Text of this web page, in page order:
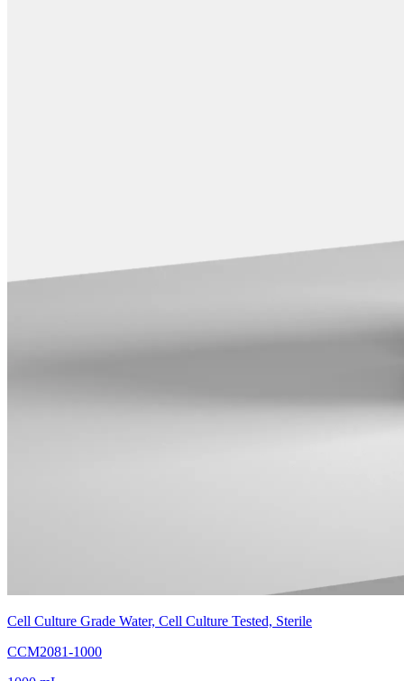
Cell Culture Grade Water, Cell Culture Tested, Sterile
CCM2081-1000